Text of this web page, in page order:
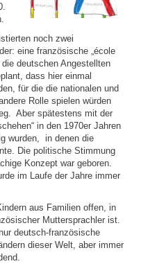
noch zwei
eine französische „école
deutschen Angestellten
dass hier einmal
für die die nationalen und
Rolle spielen würden
Aber spätestens mit der
in den 1970er Jahren
wurden, in denen die
Die politische Stimmung
Konzept war geboren.
im Laufe der Jahre immer
aus Familien offen, in
Muttersprachler ist.
deutsch-französische
dieser Welt, aber immer